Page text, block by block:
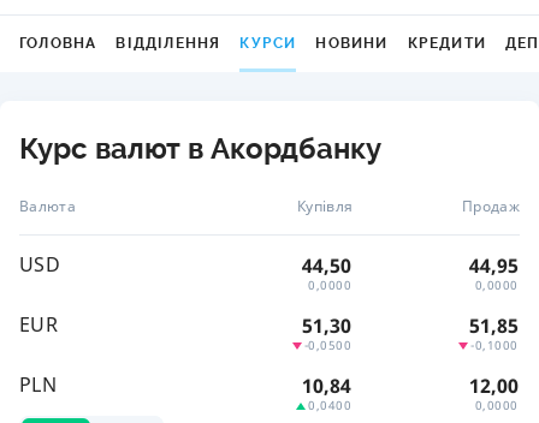
ГОЛОВНА ВІДДІЛЕННЯ КУРСИ НОВИНИ КРЕДИТИ
Курс валют в Акордбанку
Валюта Купівля Продаж
USD 44,50
0,0000
44,95
0,0000
EUR 51,30
-0,0500
51,85
-0,1000
PLN 10,84
0,0400
12,00
0,0000